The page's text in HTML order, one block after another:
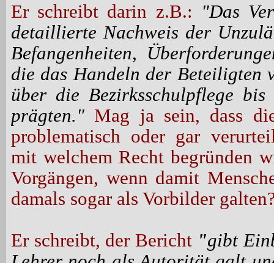
Er schreibt darin z.B.: "Das
detaillierte Nachweis der
Befangenheiten,
die das Handeln der Beteiligten
über die Bezirksschulpflege
prägten." Mag ja sein, dass
problematisch oder gar
mit welchem Recht begründen
Vorgängen, wenn damit
damals sogar als Vorbilder
Er schreibt, der Bericht "gibt